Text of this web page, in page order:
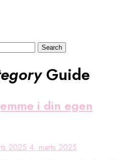
Guide
i din egen
2025 4. marts 2025